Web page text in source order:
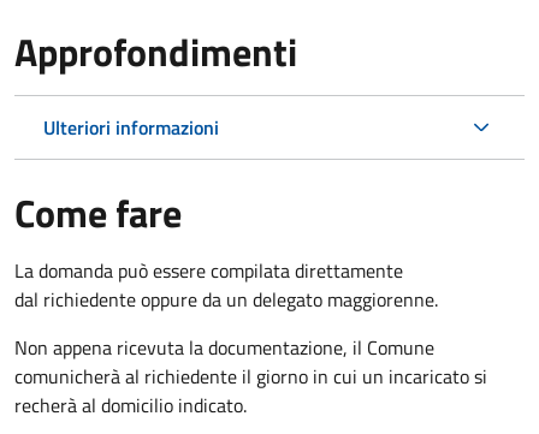
Approfondimenti
Ulteriori informazioni
Come fare
La domanda può essere compilata direttamente
dal richiedente oppure da un delegato maggiorenne.
Non appena ricevuta la documentazione, il Comune
comunicherà al richiedente il giorno in cui un incaricato si
recherà al domicilio indicato.